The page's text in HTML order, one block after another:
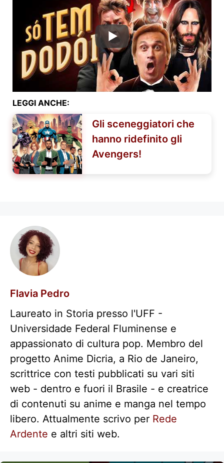
LEGGI ANCHE:
Gli sceneggiatori che
hanno ridefinito gli
Avengers!
Flavia Pedro
Laureato in Storia presso l'UFF -
Universidade Federal Fluminense e
appassionato di cultura pop. Membro del
progetto Anime Dicria, a Rio de Janeiro,
scrittrice con testi pubblicati su vari siti
web - dentro e fuori il Brasile - e creatrice
di contenuti su anime e manga nel tempo
libero. Attualmente scrivo per Rede
Ardente e altri siti web.